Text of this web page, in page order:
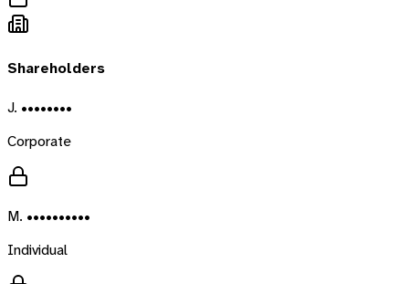
Shareholders
J. ••••••••
Corporate
M. ••••••••••
Individual